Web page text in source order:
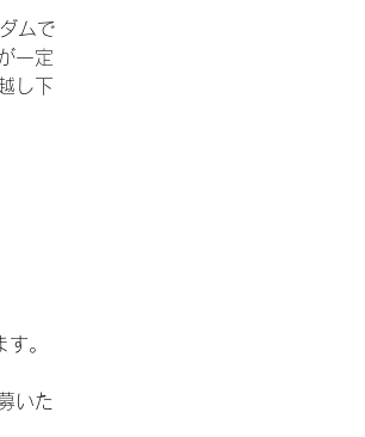
ムで
一定
し下
。
いた